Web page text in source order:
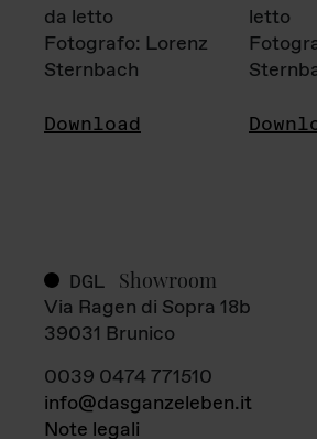
da letto
Fotografo: Lorenz
Sternbach
Download
letto
DGL Showroom
Via Ragen di Sopra 18b
39031 Brunico
0039 0474 771510
info@dasganzeleben.it
Note legali